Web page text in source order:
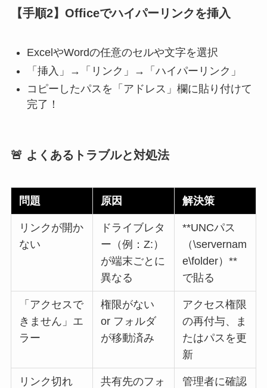
【手順2】Officeでハイパーリンクを挿入
ExcelやWordの任意のセルや文字を選択
「挿入」→「リンク」→「ハイパーリンク」
コピーしたパスを「アドレス」欄に貼り付けて
完了！
🚨 よくあるトラブルと対処法
問題 原因 解決策
リンクが開か
ない
ドライブレタ
ー（例：Z:）
が端末ごとに
異なる
**UNCパス
（\servernam
e\folder）**
で貼る
「アクセスで
きません」エ
ラー
権限がない
or フォルダ
が移動済み
アクセス権限
の再付与、ま
たはパスを更
新
リンク切れ
共有先のフォ
管理者に確認